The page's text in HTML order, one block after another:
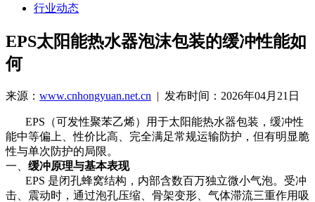
行业动态
EPS太阳能热水器泡沫包装的缓冲性能如
何
来源： www.cnhongyuan.net.cn | 发布时间：2026年04月21日
EPS（可发性聚苯乙烯）用于太阳能热水器包装，缓冲性
能中等偏上、性价比高、完全满足常规运输防护，但有明显脆
性与单次防护的局限。
一、 缓冲原理与基本表现
EPS 是闭孔蜂窝结构，内部含数百万独立微小气泡。受冲
击、震动时，通过泡孔压缩、骨架变形、气体滞流三重作用吸